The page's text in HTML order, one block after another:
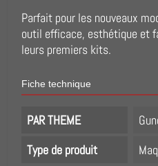
Parfait pour les nouveaux
outil efficace, esthétique et
leurs premiers kits.
Fiche technique
PAR THEME
Type de produit